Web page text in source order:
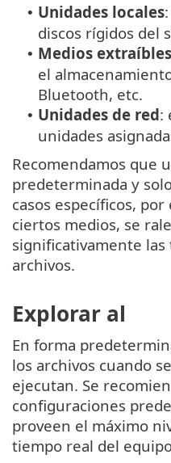
• Unidades locales
discos rígidos del
• Medios extraíbles
el
Bluetooth, etc.
• Unidades de red:
unidades
Recomendamos que
predeterminada y
casos específicos,
ciertos medios, se
significativamente
archivos.
Explorar al
En forma
los archivos cuando
ejecutan. Se
configuraciones
proveen el máximo
tiempo real del